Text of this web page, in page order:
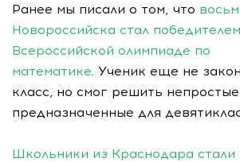
Ранее мы писали о том, что
Новороссийска стал
Всероссийской олимпиаде по
математике. Ученик еще не
класс, но смог решить
предназначенные для
Школьники из Краснодара стали